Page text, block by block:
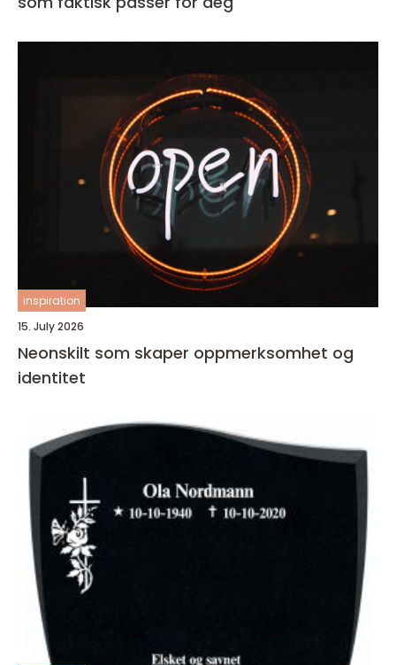
inspiration
15. July 2026
Neonskilt som skaper oppmerksomhet og
identitet